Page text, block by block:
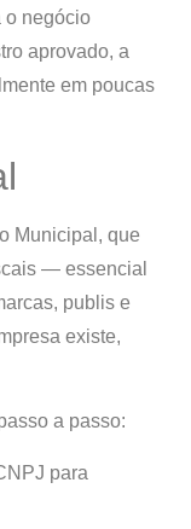
o negócio
aprovado, a
em poucas
Municipal , que
— essencial
publis e
existe,
a passo:
para